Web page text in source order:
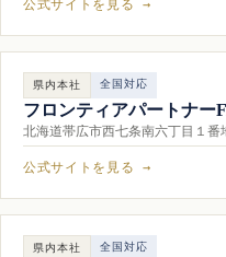
公式サイトを見る →
県内本社 全国対応
フロンティアパートナー
北海道帯広市西七条南六丁目１番
公式サイトを見る →
県内本社 全国対応